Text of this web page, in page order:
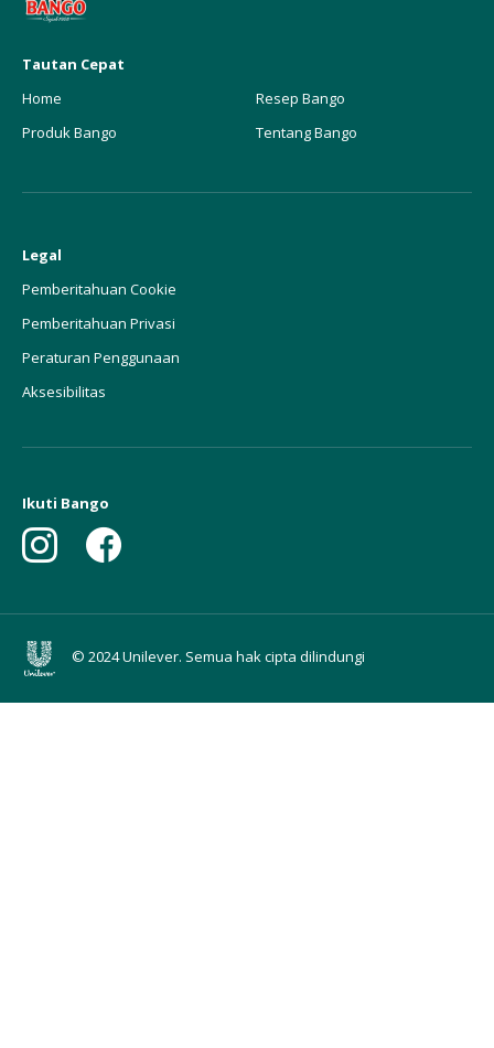
Tautan Cepat
Home
Produk Bango
Resep Bango
Tentang Bango
Legal
Pemberitahuan Cookie
Pemberitahuan Privasi
Peraturan Penggunaan
Aksesibilitas
Ikuti Bango
© 2024 Unilever. Semua hak cipta dilindungi